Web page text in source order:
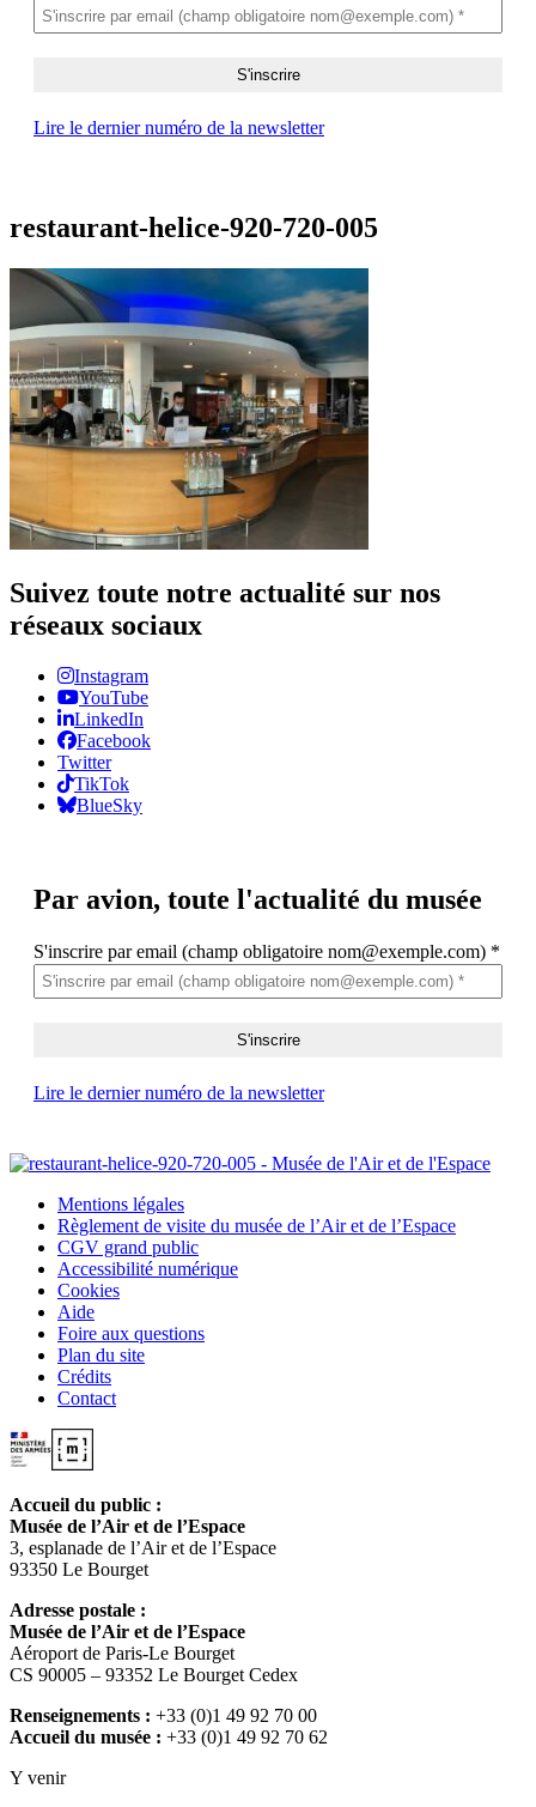
Lire le dernier numéro de la newsletter
restaurant-helice-920-720-005
Suivez toute notre actualité sur nos
réseaux sociaux
Instagram
YouTube
LinkedIn
Facebook
Twitter
TikTok
BlueSky
Par avion, toute l'actualité du musée
S'inscrire par email (champ obligatoire nom@exemple.com) *
Lire le dernier numéro de la newsletter
Mentions légales
Règlement de visite du musée de l’Air et de l’Espace
CGV grand public
Accessibilité numérique
Cookies
Aide
Foire aux questions
Plan du site
Crédits
Contact
Accueil du public :
Musée de l’Air et de l’Espace
3, esplanade de l’Air et de l’Espace
93350 Le Bourget
Adresse postale :
Musée de l’Air et de l’Espace
Aéroport de Paris-Le Bourget
CS 90005 – 93352 Le Bourget Cedex
Renseignements : +33 (0)1 49 92 70 00
Accueil du musée : +33 (0)1 49 92 70 62
Y venir